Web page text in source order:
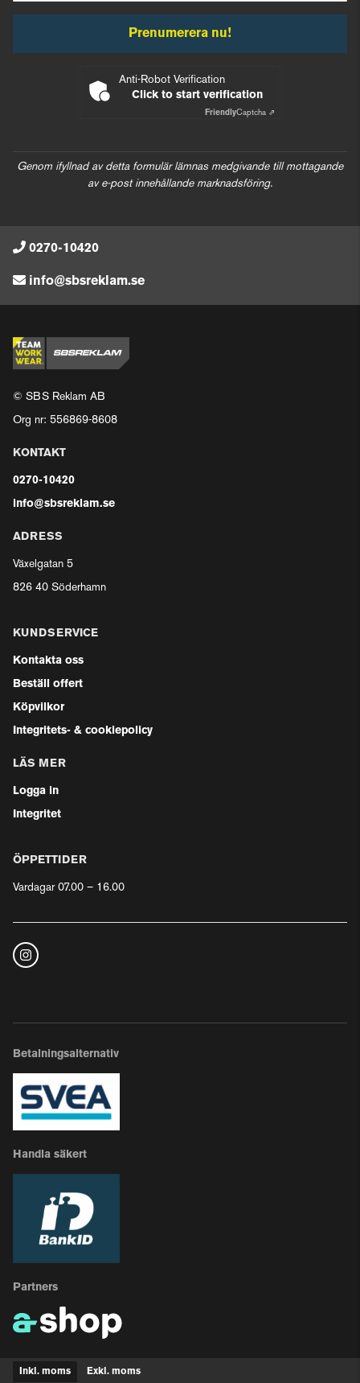
Prenumerera nu!
Anti-Robot Verification
Click to start verification
FriendlyCaptcha ⇗
Genom ifyllnad av detta formulär lämnas medgivande till mottagande
av e-post innehållande marknadsföring.
0270-10420
info@sbsreklam.se
© SBS Reklam AB
Org nr: 556869-8608
KONTAKT
0270-10420
info@sbsreklam.se
ADRESS
Växelgatan 5
826 40 Söderhamn
KUNDSERVICE
Kontakta oss
Beställ offert
Köpvilkor
Integritets- & cookiepolicy
LÄS MER
Logga in
Integritet
ÖPPETTIDER
Vardagar 07.00 – 16.00
Betalningsalternativ
Handla säkert
Partners
Inkl. moms Exkl. moms